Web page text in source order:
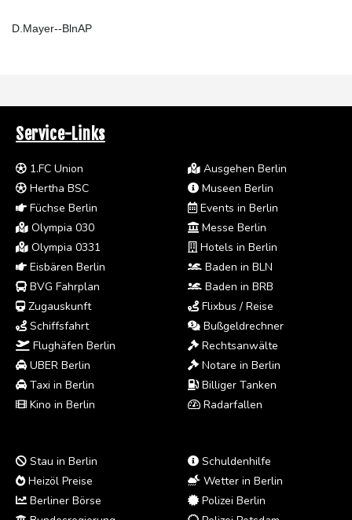
D.Mayer--BlnAP
Service-Links
1.FC Union
Hertha BSC
Füchse Berlin
Olympia 030
Olympia 0331
Eisbären Berlin
BVG Fahrplan
Zugauskunft
Schiffsfahrt
Flughäfen Berlin
UBER Berlin
Taxi in Berlin
Kino in Berlin
Ausgehen Berlin
Museen Berlin
Events in Berlin
Messe Berlin
Hotels in Berlin
Baden in BLN
Baden in BRB
Flixbus / Reise
Bußgeldrechner
Rechtsanwälte
Notare in Berlin
Billiger Tanken
Radarfallen
Stau in Berlin
Heizöl Preise
Berliner Börse
Schuldenhilfe
Wetter in Berlin
Polizei Berlin